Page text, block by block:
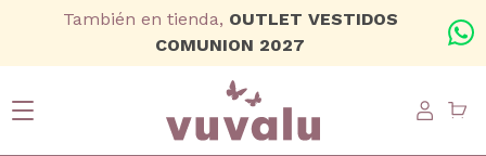
Ir al contenido principal
También en tienda, OUTLET VESTIDOS
COMUNION 2027